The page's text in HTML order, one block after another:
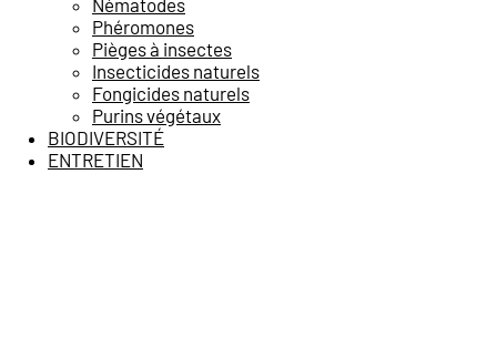
Phéromones
Pièges à insectes
Insecticides naturels
Fongicides naturels
Purins végétaux
BIODIVERSITÉ
ENTRETIEN